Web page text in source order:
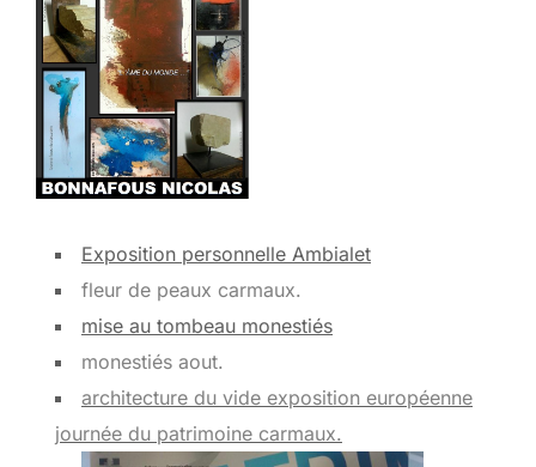
Exposition personnelle Ambialet
fleur de peaux carmaux.
mise au tombeau monestiés
monestiés aout.
architecture du vide exposition européenne
journée du patrimoine carmaux.